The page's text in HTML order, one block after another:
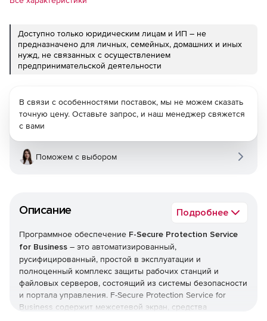
Доступно только юридическим лицам и ИП – не
предназначено для личных, семейных, домашних и иных
нужд, не связанных с осуществлением
предпринимательской деятельности
Описание Подробнее
Программное обеспечение F-Secure Protection Service
for Business – это автоматизированный,
русифицированный, простой в эксплуатации и
полноценный комплекс защиты рабочих станций и
файловых серверов, состоящий из системы безопасности
и портала управления. F-Secure Protection Service for
Business содержит межсетевой экран, средства
В связи с особенностями поставок, мы не можем сказать
точную цену. Оставьте запрос, и наш менеджер свяжется
с вами
Поможем с выбором